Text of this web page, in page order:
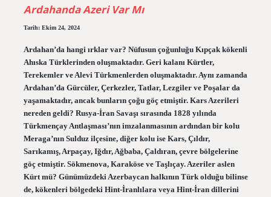
Ardahanda Azeri Var Mı
Tarih: Ekim 24, 2024
Ardahan’da hangi ırklar var? Nüfusun çoğunluğu Kıpçak kökenli
Ahıska Türklerinden oluşmaktadır. Geri kalanı Kürtler,
Terekemler ve Alevi Türkmenlerden oluşmaktadır. Aynı zamanda
Ardahan’da Gürcüler, Çerkezler, Tatlar, Lezgiler ve Poşalar da
yaşamaktadır, ancak bunların çoğu göç etmiştir. Kars Azerileri
nereden geldi? Rusya-İran Savaşı sırasında 1828 yılında
Türkmençay Antlaşması’nın imzalanmasının ardından bir kolu
Meraga’nın Sulduz ilçesine, diğer kolu ise Kars, Çıldır,
Sarıkamış, Arpaçay, Iğdır, Ağbaba, Çaldıran, çevre bölgelerine
göç etmiştir. Sökmenova, Karaköse ve Taşlıçay. Azeriler aslen
Kürt mü? Günümüzdeki Azerbaycan halkının Türk olduğu bilinse
de, kökenleri bölgedeki Hint-İranlılara veya Hint-İran dillerini